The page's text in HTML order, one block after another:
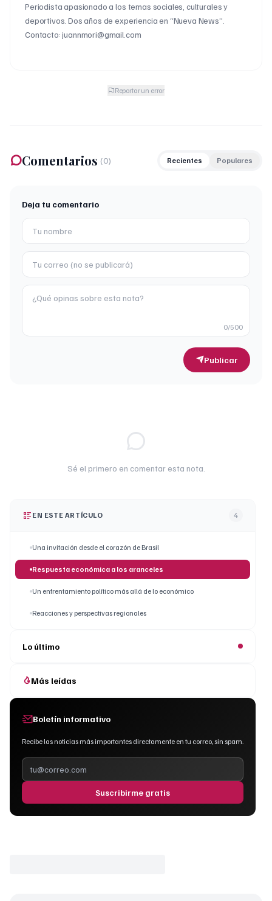
Periodista apasionado a los temas sociales, culturales y
deportivos. Dos años de experiencia en “Nueva News”.
Contacto: juannmori@gmail.com
Reportar un error
Comentarios (0) Recientes Populares
Deja tu comentario
0/500
Publicar
Sé el primero en comentar esta nota.
EN ESTE ARTÍCULO 4
Una invitación desde el corazón de Brasil
Respuesta económica a los aranceles
Un enfrentamiento político más allá de lo económico
Reacciones y perspectivas regionales
Lo último
Más leídas
Boletín informativo
Recibe las noticias más importantes directamente en tu correo, sin spam.
Suscribirme gratis